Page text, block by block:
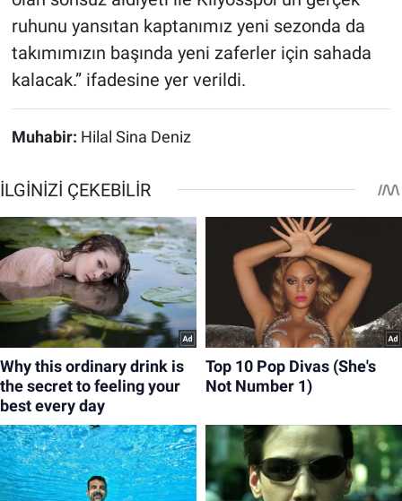
ruhunu yansıtan kaptanımız yeni sezonda da
takımımızın başında yeni zaferler için sahada
kalacak.” ifadesine yer verildi.
Muhabir: Hilal Sina Deniz